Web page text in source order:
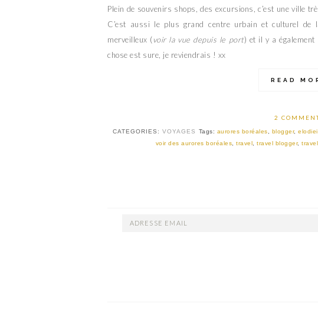
Plein de souvenirs shops, des excursions, c’est une ville
C’est aussi le plus grand centre urbain et culturel de
merveilleux (voir la vue depuis le port) et il y a
chose est sure, je reviendrais ! xx
READ
2
CATEGORIES: VOYAGES Tags: aurores boréales blogger,
voir des aurores boréales ,travel ,travel blogger,
ADRESSE